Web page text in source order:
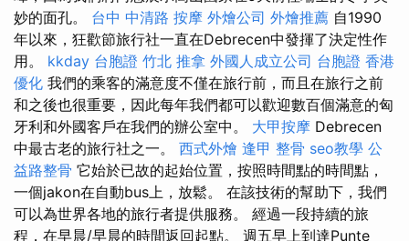
妙的面孔。 台中 中清路 按摩 外燴公司 外燴推薦 自1990
年以來，狂歡節旅行社一直在Debrecen中發揮了決定性作
用。 kkday 台胞證 竹北 推拿 外國人成立公司 台胞證 香港
優化 我們的乘客的滿意度不僅在旅行前，而且在旅行之前
和之後也很重要，因此每年我們都可以歡迎數百個滿意的匈
牙利和外國客戶在我們的辦公室中。 大甲按摩 Debrecen
中最古老的旅行社之一。 西式外燴 逢甲 整骨 seo教學 公
益路整骨 它始於已故的起始位置，按照時間點的時間點，
一個jakon在自動bus上，放鬆。 在該技術的幫助下，我們
可以為世界各地的旅行者提供服務。 經過一段持續的旅
程，在早晨/早晨的時間返回起點。 週五早上到達Punte